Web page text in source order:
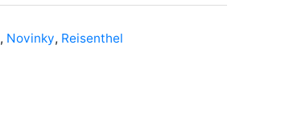
, Novinky, Reisenthel